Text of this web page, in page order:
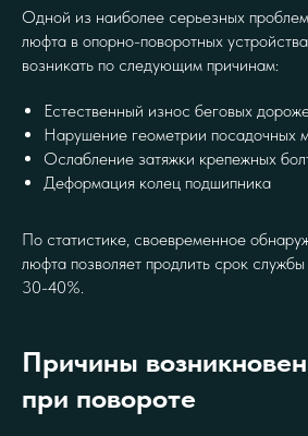
Одной из наиболее серьезных
люфта в опорно-поворотных
возникать по следующим причинам:
Естественный износ беговых
Нарушение геометрии посадочных
Ослабление затяжки крепежных
Деформация колец подшипника
По статистике, своевременное
люфта позволяет продлить срок
30-40%.
Причины
при повороте